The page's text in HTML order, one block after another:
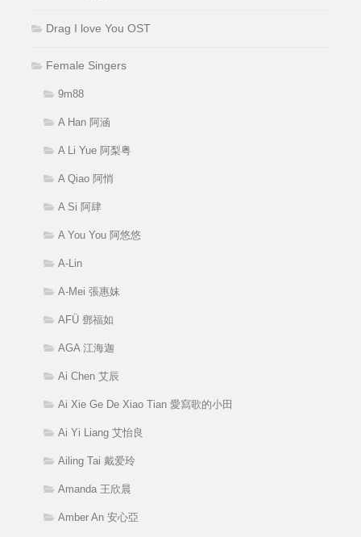
Drag I love You OST
Female Singers
9m88
A Han 阿涵
A Li Yue 阿梨粤
A Qiao 阿悄
A Si 阿肆
A You You 阿悠悠
A-Lin
A-Mei 張惠妹
AFÜ 鄧福如
AGA 江海迦
Ai Chen 艾辰
Ai Xie Ge De Xiao Tian 愛寫歌的小田
Ai Yi Liang 艾怡良
Ailing Tai 戴爱玲
Amanda 王欣晨
Amber An 安心亞